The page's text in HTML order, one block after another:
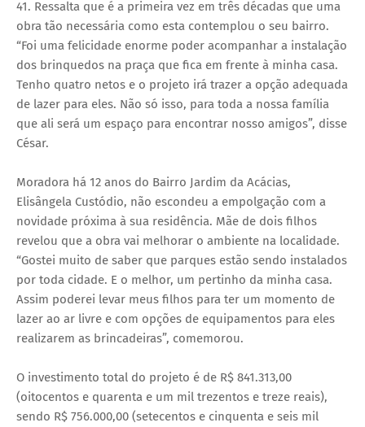
41. Ressalta que é a primeira vez em três décadas que uma
obra tão necessária como esta contemplou o seu bairro.
“Foi uma felicidade enorme poder acompanhar a instalação
dos brinquedos na praça que fica em frente à minha casa.
Tenho quatro netos e o projeto irá trazer a opção adequada
de lazer para eles. Não só isso, para toda a nossa família
que ali será um espaço para encontrar nosso amigos”, disse
César.
Moradora há 12 anos do Bairro Jardim da Acácias,
Elisângela Custódio, não escondeu a empolgação com a
novidade próxima à sua residência. Mãe de dois filhos
revelou que a obra vai melhorar o ambiente na localidade.
“Gostei muito de saber que parques estão sendo instalados
por toda cidade. E o melhor, um pertinho da minha casa.
Assim poderei levar meus filhos para ter um momento de
lazer ao ar livre e com opções de equipamentos para eles
realizarem as brincadeiras”, comemorou.
O investimento total do projeto é de R$ 841.313,00
(oitocentos e quarenta e um mil trezentos e treze reais),
sendo R$ 756.000,00 (setecentos e cinquenta e seis mil